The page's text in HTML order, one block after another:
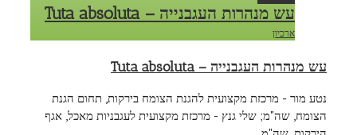
עש מנהרות העגבנייה – Tuta absoluta
ארכיון
עש מנהרות העגבנייה – Tuta absoluta
נטע מור - מרכזת מקצועית להגנת הצומח בירקות, תחום הגנת
הצומח, שה"מ; שלי גנץ - מרכזת מקצועית לעגבניות מאכל, אגף